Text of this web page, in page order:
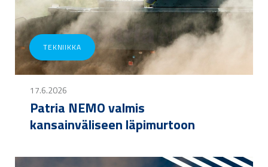
TEKNIIKKA
17.6.2026
Patria NEMO valmis
kansainväliseen läpimurtoon